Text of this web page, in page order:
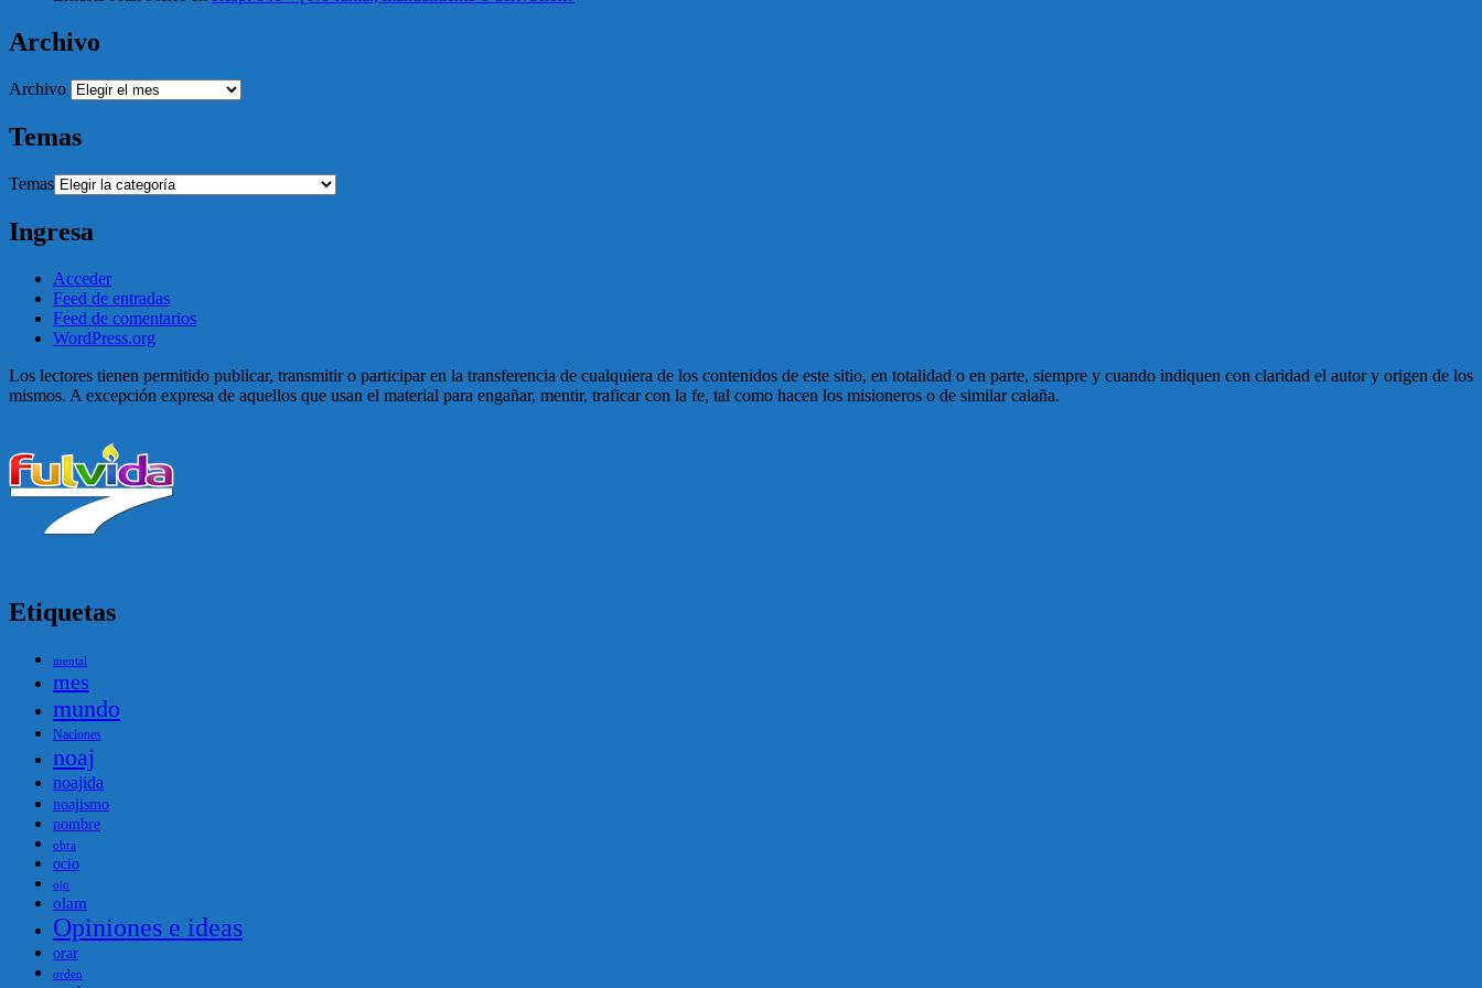
Archivo
Archivo
Temas
Temas
Ingresa
Acceder
Feed de entradas
Feed de comentarios
WordPress.org
Los lectores tienen permitido publicar, transmitir o participar en la transferencia de cualquiera de los contenidos de este sitio, en totalidad o en parte, siempre y cuando indiquen con claridad el autor y origen de los
mismos. A excepción expresa de aquellos que usan el material para engañar, mentir, traficar con la fe, tal como hacen los misioneros o de similar calaña.
Etiquetas
mental
mes
mundo
Naciones
noaj
noajida
noajismo
nombre
obra
ocio
ojo
olam
Opiniones e ideas
orar
orden